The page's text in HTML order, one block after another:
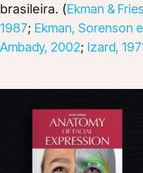
brasileira. (Ekman &
1987; Ekman, Sorenson
Ambady, 2002; Izard,